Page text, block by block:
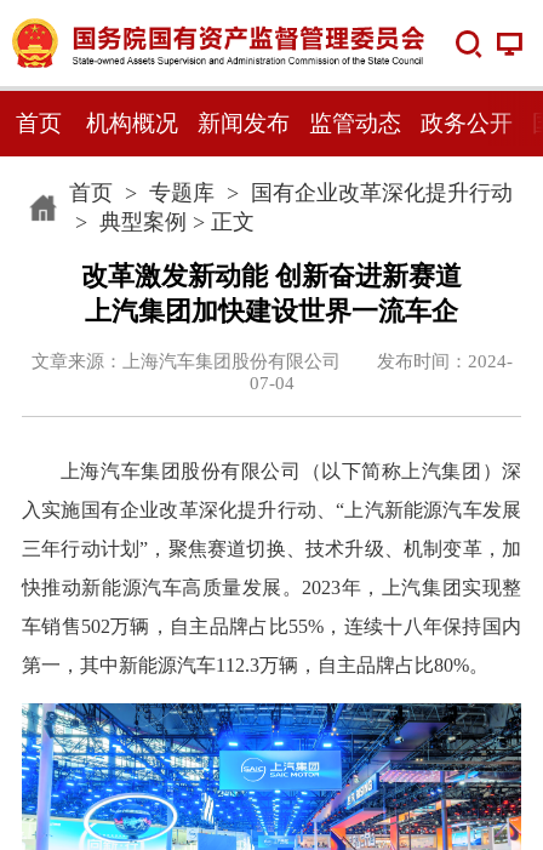
首页 机构概况 新闻发布 监管动态 政务公开
首页> 专题库> 国有企业改革深化提升行动
> 典型案例 > 正文
改革激发新动能 创新奋进新赛道
上汽集团加快建设世界一流车企
文章来源：上海汽车集团股份有限公司 发布时间：2024-
07-04
上海汽车集团股份有限公司（以下简称上汽集团）深
入实施国有企业改革深化提升行动、“上汽新能源汽车发展
三年行动计划”，聚焦赛道切换、技术升级、机制变革，加
快推动新能源汽车高质量发展。2023年，上汽集团实现整
车销售502万辆，自主品牌占比55%，连续十八年保持国内
第一，其中新能源汽车112.3万辆，自主品牌占比80%。